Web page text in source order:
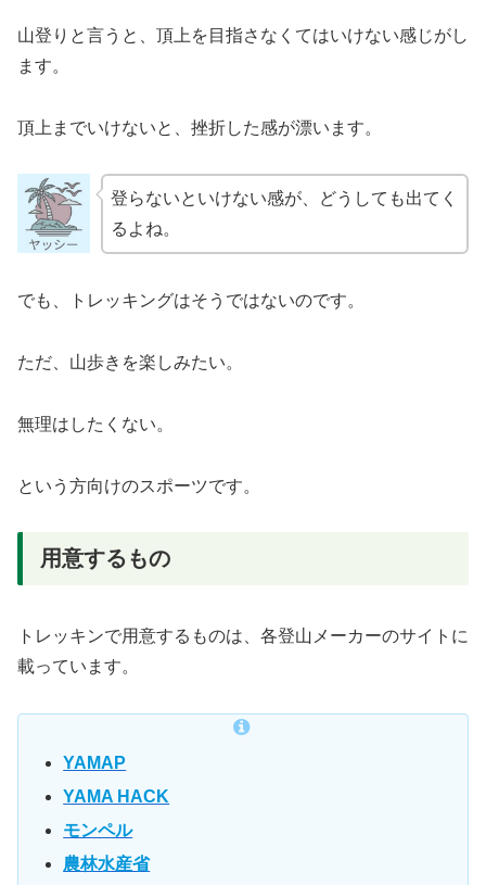
山登りと言うと、頂上を目指さなくてはいけない感じがし
ます。
頂上までいけないと、挫折した感が漂います。
登らないといけない感が、どうしても出てく
るよね。
でも、トレッキングはそうではないのです。
ただ、山歩きを楽しみたい。
無理はしたくない。
という方向けのスポーツです。
用意するもの
トレッキンで用意するものは、各登山メーカーのサイトに
載っています。
YAMAP
YAMA HACK
モンペル
農林水産省